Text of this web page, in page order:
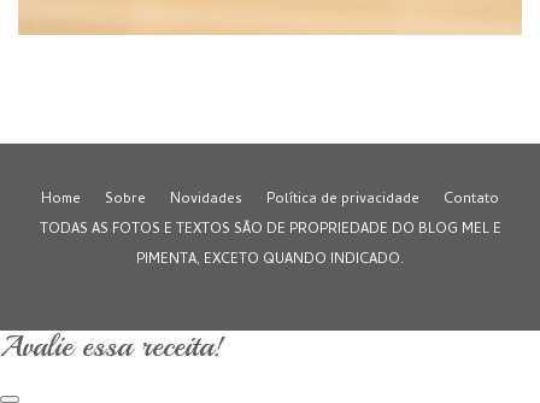
Home Sobre Novidades Política de privacidade
Contato
TODAS AS FOTOS E TEXTOS SÃO DE PROPRIEDADE DO BLOG MEL E
PIMENTA, EXCETO QUANDO INDICADO.
Avalie essa receita!